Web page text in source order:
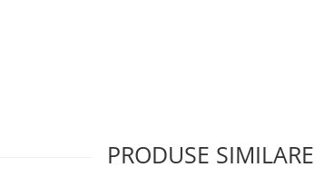
PRODUSE SIMILARE